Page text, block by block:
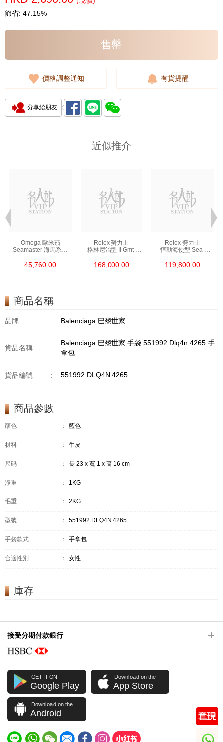
節省: 47.15%
售罄
價格調整通知 有貨提醒
分享給朋友
近似推介
Omega 歐米茄
Seamaster 海馬系列
精鋼 Nekton Edition
45,760.00
Rolex 勞力士
格林尼治型 Ii Gmt-
0002 18kt玫瑰金/鋼
168,000.00
Rolex 勞力士
恒動海使型 Sea-
精鋼 單紅
119,800.00
商品名稱
品牌 : Balenciaga 巴黎世家
貨品名稱 :
Balenciaga 巴黎世家 手袋 551992 Dlq4n 4265 手
拿包
貨品編號 : 551992 DLQ4N 4265
商品參數
顏色 ： 藍色
材料 ： 牛皮
尺码 ： 長 23 x 寬 1 x 高 16 cm
淨重 ： 1KG
毛重 ： 2KG
型號 ： 551992 DLQ4N 4265
手袋款式 ： 手拿包
合適性別 ： 女性
庫存
接受分期付款銀行
GET IT ON
Google Play
Download on the
App Store
Download on the
Android